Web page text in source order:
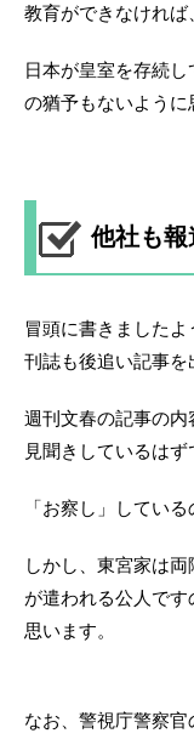
教育ができなければ
日本が皇室を存続
の猶予もないように
他社も報
冒頭に書きました
刊誌も後追い記事を
週刊文春の記事の
見聞きしているはず
「お察し」してい
しかし、東宮家は
が遣われる公人で
思います。
なお、警視庁警察官